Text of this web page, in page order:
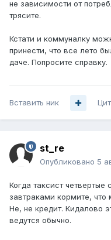
не зависимости от
трясите.
Кстати и коммуналку
принести, что все лето
даче. Попросите справку.
Вставить ник
st_re
Опубликовано 5
Когда таксист четвертые
завтраками кормите, что
Не, не кредит. Кидалово
ведутся обычно.